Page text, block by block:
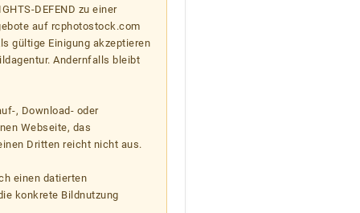
DEFEND zu einer
auf rcphotostock.com
gültige Einigung akzeptieren
Andernfalls bleibt
, Download- oder
Webseite, das
Dritten reicht nicht aus.
einen datierten
konkrete Bildnutzung